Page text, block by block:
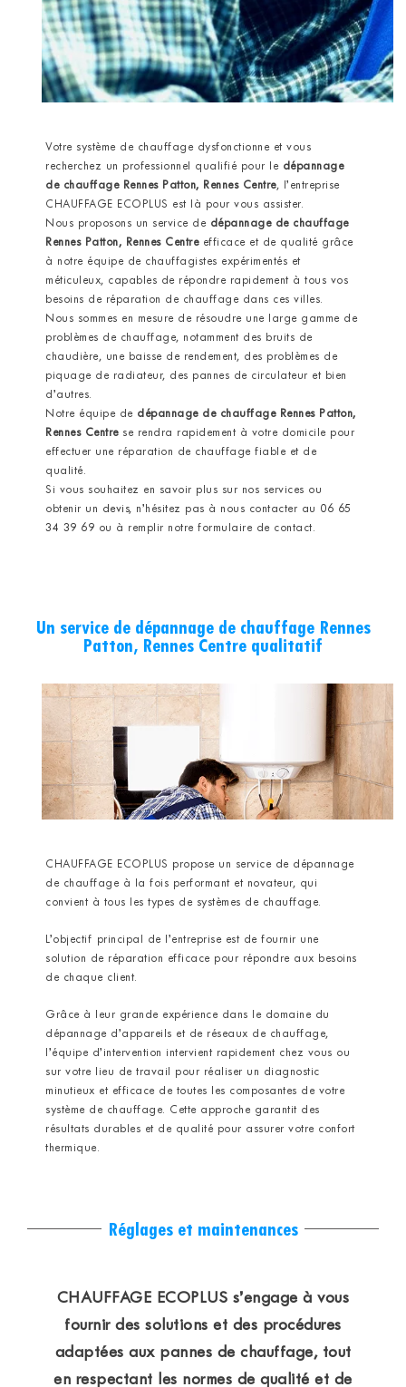
Votre système de chauffage dysfonctionne et vous
recherchez un professionnel qualifié pour le dépannage
de chauffage Rennes Patton, Rennes Centre, l’entreprise
CHAUFFAGE ECOPLUS est là pour vous assister.
Nous proposons un service de dépannage de chauffage
Rennes Patton, Rennes Centreefficace et de qualité grâce
à notre équipe de chauffagistes expérimentés et
méticuleux, capables de répondre rapidement à tous vos
besoins de réparation de chauffage dans ces villes.
Nous sommes en mesure de résoudre une large gamme de
problèmes de chauffage, notamment des bruits de
chaudière, une baisse de rendement, des problèmes de
piquage de radiateur, des pannes de circulateur et bien
d’autres.
Notre équipe de dépannage de chauffage Rennes Patton,
Rennes Centrese rendra rapidement à votre domicile pour
effectuer une réparation de chauffage fiable et de
qualité.
Si vous souhaitez en savoir plus sur nos services ou
obtenir un devis, n’hésitez pas à nous contacter au 06 65
34 39 69 ou à remplir notre formulaire de contact.
Un service de dépannage de chauffage Rennes
Patton, Rennes Centre qualitatif
CHAUFFAGE ECOPLUS propose un service de dépannage
de chauffage à la fois performant et novateur, qui
convient à tous les types de systèmes de chauffage.
L’objectif principal de l’entreprise est de fournir une
solution de réparation efficace pour répondre aux besoins
de chaque client.
Grâce à leur grande expérience dans le domaine du
dépannage d’appareils et de réseaux de chauffage,
l’équipe d’intervention intervient rapidement chez vous ou
sur votre lieu de travail pour réaliser un diagnostic
minutieux et efficace de toutes les composantes de votre
système de chauffage. Cette approche garantit des
résultats durables et de qualité pour assurer votre confort
thermique.
Réglages et maintenances
CHAUFFAGE ECOPLUS s’engage à vous
fournir des solutions et des procédures
adaptées aux pannes de chauffage, tout
en respectant les normes de qualité et de